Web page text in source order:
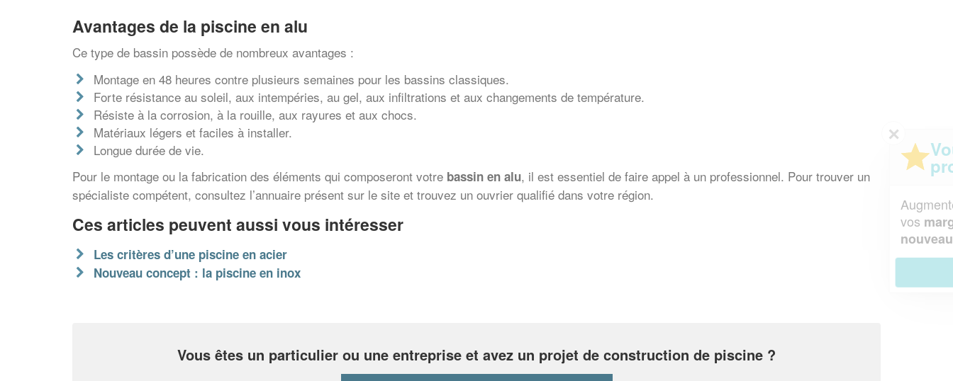
Avantages de la piscine en alu
Ce type de bassin possède de nombreux avantages :
Montage en 48 heures contre plusieurs semaines pour les bassins classiques.
Forte résistance au soleil, aux intempéries, au gel, aux infiltrations et aux changements de température.
Résiste à la corrosion, à la rouille, aux rayures et aux chocs.
Matériaux légers et faciles à installer.
Longue durée de vie.
Pour le montage ou la fabrication des éléments qui composeront votre bassin en alu, il est essentiel de faire appel à un professionnel. Pour trouver un
spécialiste compétent, consultez l’annuaire présent sur le site et trouvez un ouvrier qualifié dans votre région.
Ces articles peuvent aussi vous intéresser
Les critères d’une piscine en acier
Nouveau concept : la piscine en inox
Vous êtes un particulier ou une entreprise et avez un projet de construction de piscine ?
chiffre d'affaireset
tout en gagnant de